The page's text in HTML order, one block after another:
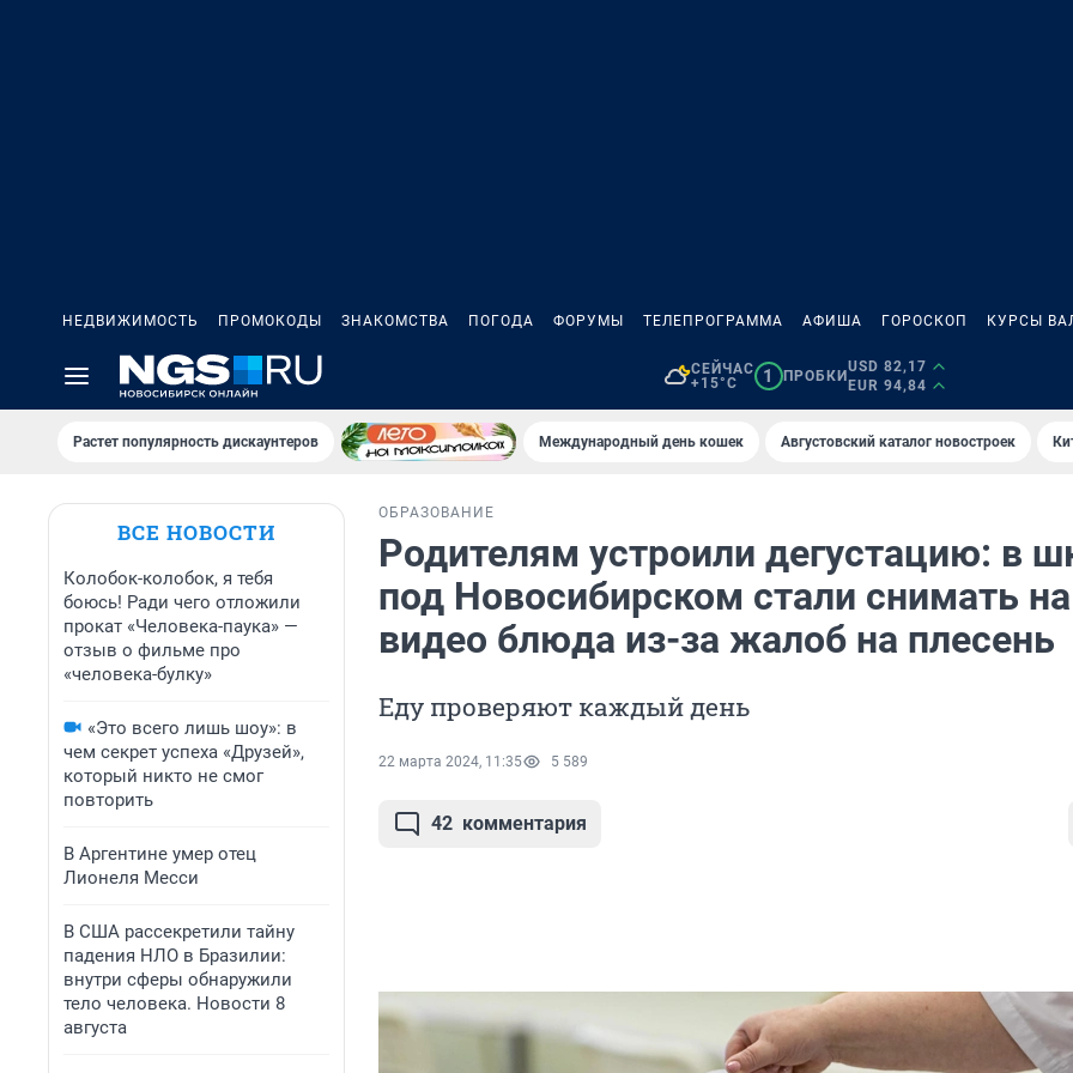
НЕДВИЖИМОСТЬ ПРОМОКОДЫ ЗНАКОМСТВА ПОГОДА ФОРУМЫ ТЕЛЕПРОГРАММА АФИША ГОРОСКОП КУРСЫ
СЕЙЧАС
+15°C
1 ПРОБКИ
USD 82,17
EUR 94,84
Растет популярность дискаунтеров Международный день кошек Августовский каталог новостроек
ВСЕ НОВОСТИ
Колобок-колобок, я тебя
боюсь! Ради чего отложили
прокат «Человека-паука» —
отзыв о фильме про
«человека-булку»
«Это всего лишь шоу»: в
чем секрет успеха «Друзей»,
который никто не смог
повторить
В Аргентине умер отец
Лионеля Месси
В США рассекретили тайну
падения НЛО в Бразилии:
внутри сферы обнаружили
тело человека. Новости 8
августа
ОБРАЗОВАНИЕ
Родителям устроили дегустацию: в
под Новосибирском стали снимать на
видео блюда из-за жалоб на плесень
Еду проверяют каждый день
22 марта 2024, 11:35 5 589
42 комментария